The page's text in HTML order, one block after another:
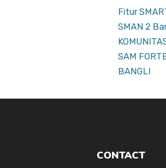
Fitur
SMAN 2
SAM
BANGLI
CONTACT